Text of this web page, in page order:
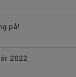
på!
2022